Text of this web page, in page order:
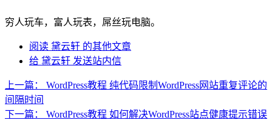
穷人玩车，富人玩表，屌丝玩电脑。
阅读 黛云轩 的其他文章
给 黛云轩 发送站内信
上一篇：
WordPress教程 纯代码限制WordPress网站重复评论的
间隔时间
下一篇：
WordPress教程 如何解决WordPress站点健康提示错误